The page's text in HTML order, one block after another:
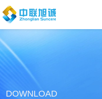
DOWNLOAD